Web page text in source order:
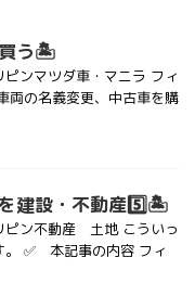
買う🏝
ンマツダ車・マニラ フィ
両の名義変更、中古車を購
建設・不動産5️⃣🏝
ン不動産 土地 こういっ
。 ✅ 本記事の内容 フィ